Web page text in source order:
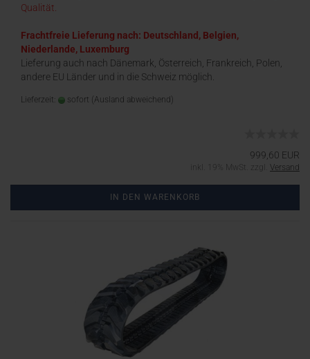
Qualität.
Frachtfreie Lieferung nach: Deutschland, Belgien,
Niederlande, Luxemburg
Lieferung auch nach Dänemark, Österreich, Frankreich, Polen,
andere EU Länder und in die Schweiz möglich.
Lieferzeit: sofort (Ausland abweichend)
999,60 EUR
inkl. 19% MwSt. zzgl. Versand
IN DEN WARENKORB